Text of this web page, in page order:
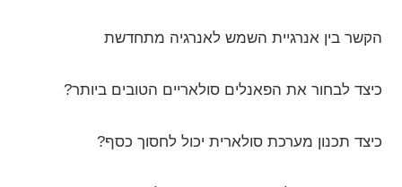
הקשר בין אנרגיית השמש לאנרגיה מתחדשת
כיצד לבחור את הפאנלים סולאריים הטובים ביותר?
כיצד תכנון מערכת סולארית יכול לחסוך כסף?